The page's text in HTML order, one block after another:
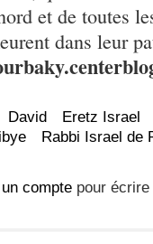
et de toutes
dans leur
David
Eretz Israel
Rabbi Israel de
compte pour